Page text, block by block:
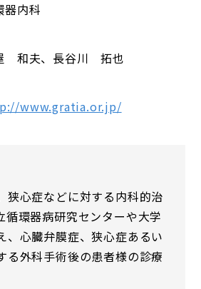
器内科
和夫、長谷川 拓也
www.gratia.or.jp/
狭心症などに対する内科的治
循環器病研究センターや大学
、心臓弁膜症、狭心症あるい
る外科手術後の患者様の診療